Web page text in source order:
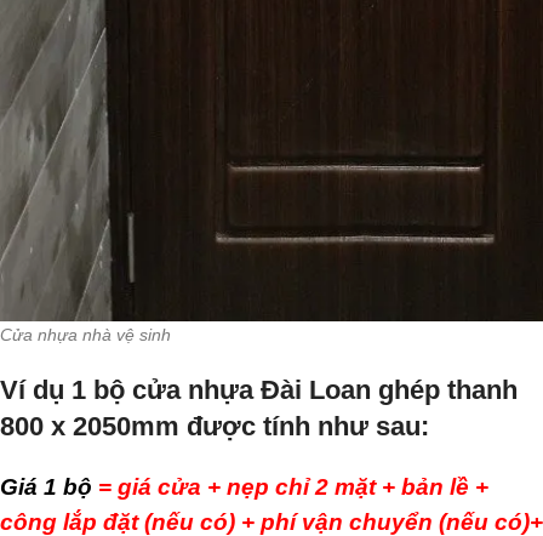
Cửa nhựa nhà vệ sinh
Ví dụ 1 bộ cửa nhựa Đài Loan ghép thanh
800 x 2050mm được tính như sau:
Giá 1 bộ = giá cửa + nẹp chỉ 2 mặt + bản lề +
công lắp đặt (nếu có) + phí vận chuyển (nếu có)+